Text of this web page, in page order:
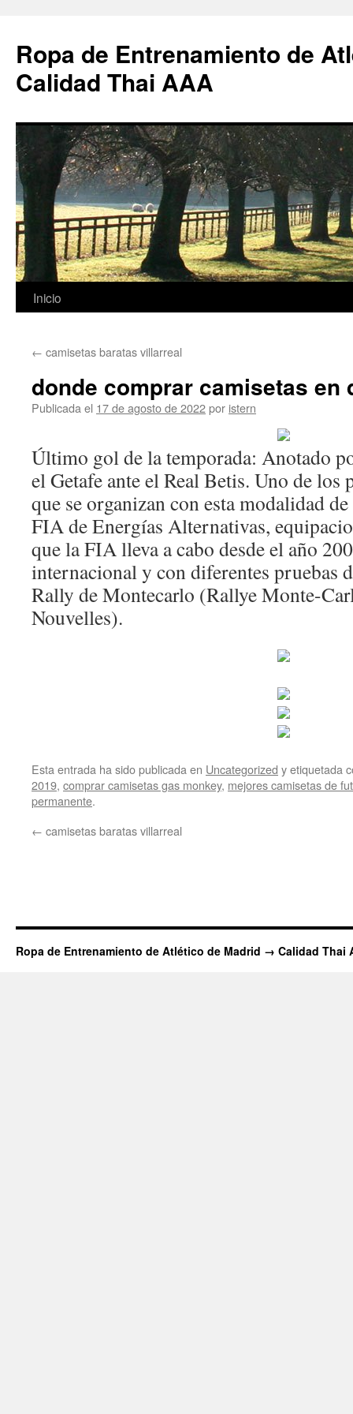
Ropa de Entrenamiento de
Calidad Thai AAA
Saltar
contenido
Inicio
← camisetas baratas villarreal
donde comprar camisetas en
Publicada el 17 de agosto de 2022por istern
Último gol de la temporada: Anotado
el Getafe ante el Real Betis. Uno de los
que se organizan con esta modalidad
FIA de Energías Alternativas,
que la FIA lleva a cabo desde el año
internacional y con diferentes pruebas
Rally de Montecarlo (Rallye Monte-
Nouvelles).
Esta entrada ha sido publicada en Uncategorized y etiquetada
2019, comprar camisetas gas monkey, mejores camisetas de
permanente.
← camisetas baratas villarreal
Ropa de Entrenamiento de Atlético de Madrid → Calidad Thai